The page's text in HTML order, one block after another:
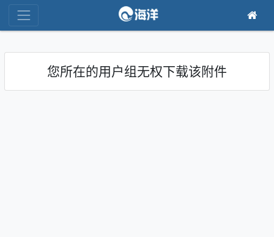
您所在的用户组无权下载该附件